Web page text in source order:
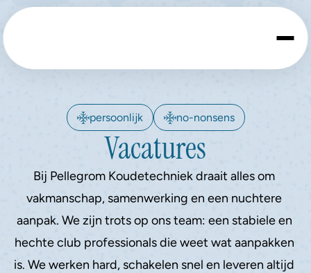
persoonlijk no-nonsens
Vacatures
Bij Pellegrom Koudetechniek draait alles om
vakmanschap, samenwerking en een nuchtere
aanpak. We zijn trots op ons team: een stabiele en
hechte club professionals die weet wat aanpakken
is. We werken hard, schakelen snel en leveren altijd